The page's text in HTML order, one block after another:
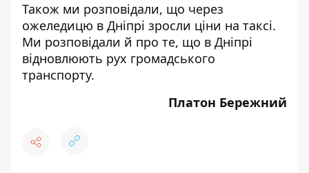
Також ми розповідали, що через
ожеледицю в Дніпрі зросли ціни на таксі.
Ми розповідали й про те, що в Дніпрі
відновлюють рух громадського
транспорту.
Платон Бережний